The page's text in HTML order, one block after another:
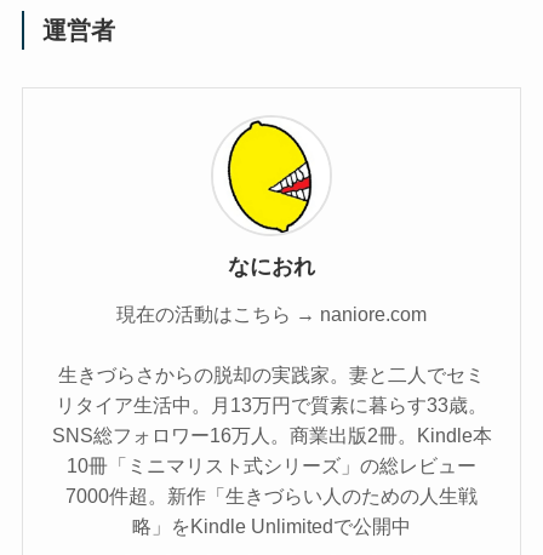
運営者
なにおれ
現在の活動はこちら → naniore.com
生きづらさからの脱却の実践家。妻と二人でセミ
リタイア生活中。月13万円で質素に暮らす33歳。
SNS総フォロワー16万人。商業出版2冊。Kindle本
10冊「ミニマリスト式シリーズ」の総レビュー
7000件超。新作「生きづらい人のための人生戦
略」をKindle Unlimitedで公開中